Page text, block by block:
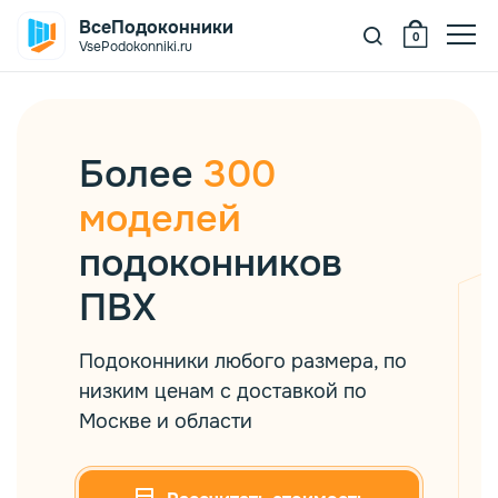
ВсеПодоконники
VsePodokonniki.ru
0
лиственница
Более 300
моделей
подоконников
ПВХ
Подоконники любого размера, по
низким ценам с доставкой по
Москве и области